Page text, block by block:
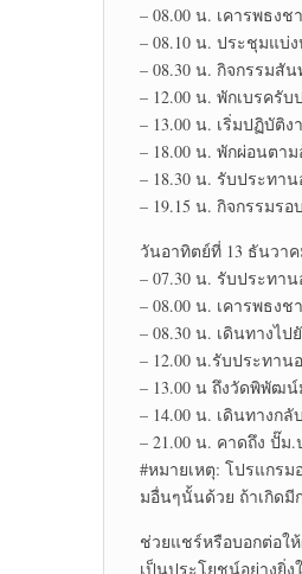
– 08.00 น. เคารพธง
– 08.10 น. ประชุมแบ่
– 08.30 น. กิจกรรมสั
– 12.00 น. พักเบรครั
– 13.00 น. เริ่มปฏิบัติ
– 18.00 น. พักผ่อนตา
– 18.30 น. รับประทา
– 19.15 น. กิจกรรมร
วันอาทิตย์ที่ 13 ธันวาค
– 07.30 น. รับประทา
– 08.00 น. เคารพธง
– 08.30 น. เดินทางไ
– 12.00 น.รับประทาน
– 13.00 น ถึงวัดพิพัฒ
– 14.00 น. เดินทางก
– 21.00 น. คาดถึง ปั๊ม
#หมายเหตุ: โปรแกร
มอื่นๆนั้นด้วย ถ้าเกิดมี
ช่วยแชร์หรือบอกต่อใ
เป็นประโยชน์อย่างยิ่